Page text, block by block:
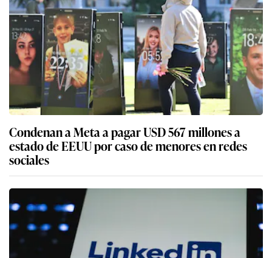
Condenan a Meta a pagar USD 567 millones a
estado de EEUU por caso de menores en redes
sociales